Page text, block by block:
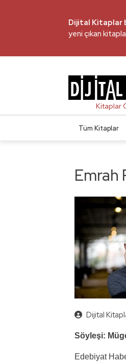
Dijital Kitaplar
yeni çıkan
Tüm Kitaplar
Emrah
Dijital
Söyleşi:
Edebiyat